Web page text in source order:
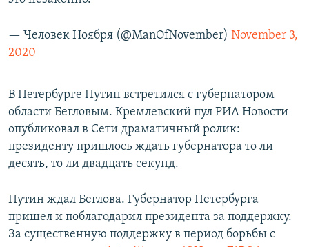
— Человек Ноября (@ManOfNovember) November 3,
2020
В Петербурге Путин встретился с губернатором
области Бегловым. Кремлевский пул РИА Новости
опубликовал в Сети драматичный ролик:
президенту пришлось ждать губернатора то ли
десять, то ли двадцать секунд.
Путин ждал Беглова. Губернатор Петербурга
пришел и поблагодарил президента за поддержку.
За существенную поддержку в период борьбы с